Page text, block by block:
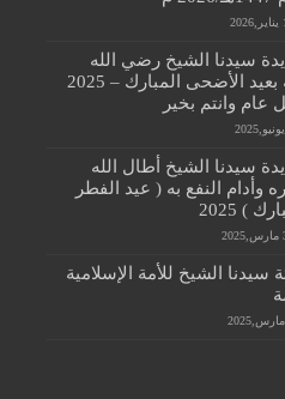
سيدنا الشيخ رضي الله
عنه بعيد الأضحى المبارك – 2025
عام وانتم بخير
سيدنا الشيخ أطال الله
وأدام النفع به ( عيد الفطر
) 2025
سيدنا الشيخ للأمة الإسلامية